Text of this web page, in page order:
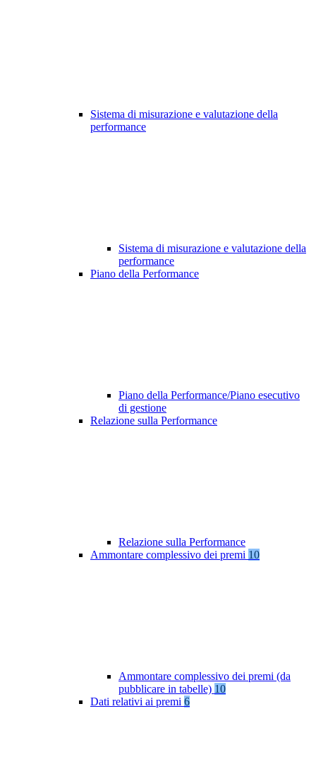
Sistema di misurazione e valutazione della
performance
Sistema di misurazione e valutazione della
performance
Piano della Performance
Piano della Performance/Piano esecutivo
di gestione
Relazione sulla Performance
Relazione sulla Performance
Ammontare complessivo dei premi 10
Ammontare complessivo dei premi (da
pubblicare in tabelle) 10
Dati relativi ai premi 6